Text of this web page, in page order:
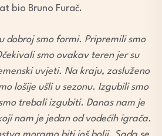
bio Bruno Furač.
dobroj smo formi. Pripremili smo
smo ovakav teren jer su
uvjeti. Na kraju, zasluženo
lošije ušli u sezonu. Izgubili smo
trebali izgubiti. Danas nam je
nam je jedan od vodećih igrača.